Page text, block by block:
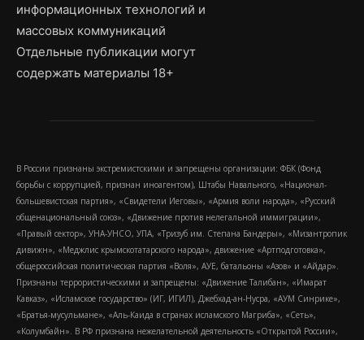
информационных технологий и
массовых коммуникаций
Отдельные публикации могут
содержать материалы 18+
В России признаны экстремистскими и запрещены организации: ФБК (Фонд
борьбы с коррупцией, признан иноагентом), Штабы Навального, «Национал-
большевистская партия», «Свидетели Иеговы», «Армия воли народа», «Русский
общенациональный союз», «Движение против нелегальной иммиграции»,
«Правый сектор», УНА-УНСО, УПА, «Тризуб им. Степана Бандеры», «Мизантропик
дивижн», «Меджлис крымскотатарского народа», движение «Артподготовка»,
общероссийская политическая партия «Воля», АУЕ, батальоны «Азов» и «Айдар».
Признаны террористическими и запрещены: «Движение Талибан», «Имарат
Кавказ», «Исламское государство» (ИГ, ИГИЛ), Джебхад-ан-Нусра, «АУМ Синрике»,
«Братья-мусульмане», «Аль-Каида в странах исламского Магриба», «Сеть»,
«Колумбайн». В РФ признана нежелательной деятельность «Открытой России»,